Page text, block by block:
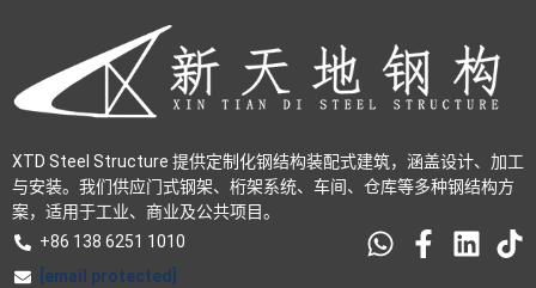
XTD Steel Structure 提供定制化钢结构装配式建筑，涵盖设计、加工
与安装。我们供应门式钢架、桁架系统、车间、仓库等多种钢结构方
案，适用于工业、商业及公共项目。
+86 138 6251 1010
[email protected]